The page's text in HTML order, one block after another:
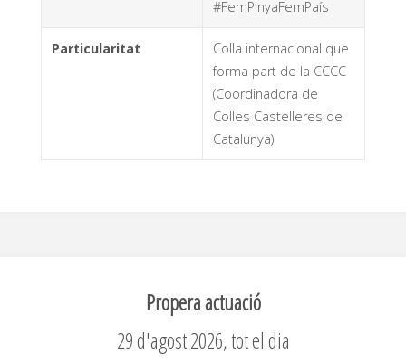
#FemPinyaFemPaís
Particularitat
Colla internacional que
forma part de la CCCC
(Coordinadora de
Colles Castelleres de
Catalunya)
Propera actuació
29 d'agost 2026, tot el dia